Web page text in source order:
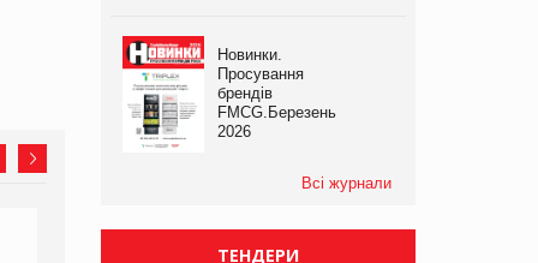
Новинки.
Просування
брендів
FMCG.Березень
2026
Всі журнали
ТЕНДЕРИ